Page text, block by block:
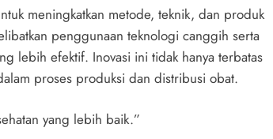
meningkatkan metode, teknik, dan produk
penggunaan teknologi canggih serta
lebih efektif. Inovasi ini tidak hanya terbatas
proses produksi dan distribusi obat.
yang lebih baik.”